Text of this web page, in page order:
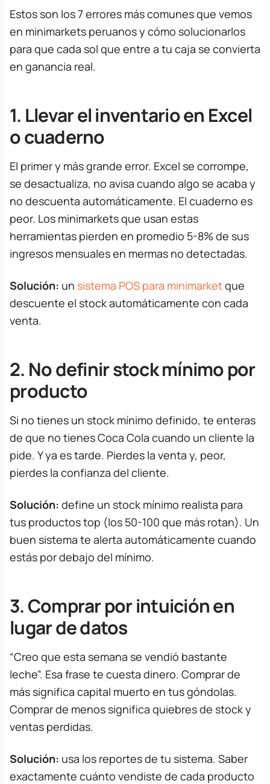
Estos son los 7 errores más comunes que vemos
en minimarkets peruanos y cómo solucionarlos
para que cada sol que entre a tu caja se convierta
en ganancia real.
1. Llevar el inventario en Excel
o cuaderno
El primer y más grande error. Excel se corrompe,
se desactualiza, no avisa cuando algo se acaba y
no descuenta automáticamente. El cuaderno es
peor. Los minimarkets que usan estas
herramientas pierden en promedio 5-8% de sus
ingresos mensuales en mermas no detectadas.
Solución: un sistema POS para minimarketque
descuente el stock automáticamente con cada
venta.
2. No definir stock mínimo por
producto
Si no tienes un stock mínimo definido, te enteras
de que no tienes Coca Cola cuando un cliente la
pide. Y ya es tarde. Pierdes la venta y, peor,
pierdes la confianza del cliente.
Solución: define un stock mínimo realista para
tus productos top (los 50-100 que más rotan). Un
buen sistema te alerta automáticamente cuando
estás por debajo del mínimo.
3. Comprar por intuición en
lugar de datos
“Creo que esta semana se vendió bastante
leche”. Esa frase te cuesta dinero. Comprar de
más significa capital muerto en tus góndolas.
Comprar de menos significa quiebres de stock y
ventas perdidas.
Solución: usa los reportes de tu sistema. Saber
exactamente cuánto vendiste de cada producto